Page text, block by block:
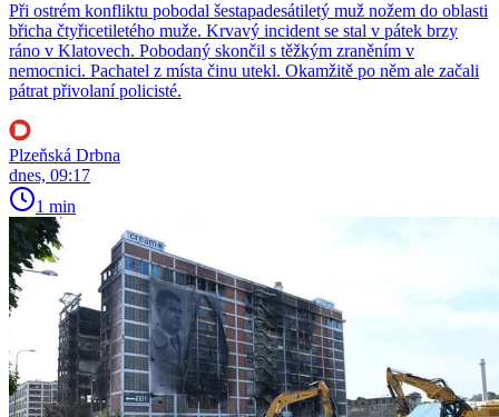
Při ostrém konfliktu pobodal šestapadesátiletý muž nožem do oblasti
břicha čtyřicetiletého muže. Krvavý incident se stal v pátek brzy
ráno v Klatovech. Pobodaný skončil s těžkým zraněním v
nemocnici. Pachatel z místa činu utekl. Okamžitě po něm ale začali
pátrat přivolaní policisté.
Plzeňská Drbna
dnes, 09:17
1 min